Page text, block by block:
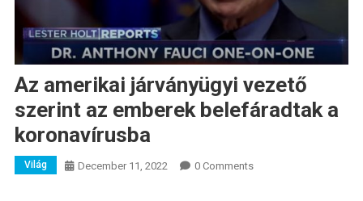
Az amerikai járványügyi vezető
szerint az emberek belefáradtak a
koronavírusba
Világ December 11, 2022 0 Comments